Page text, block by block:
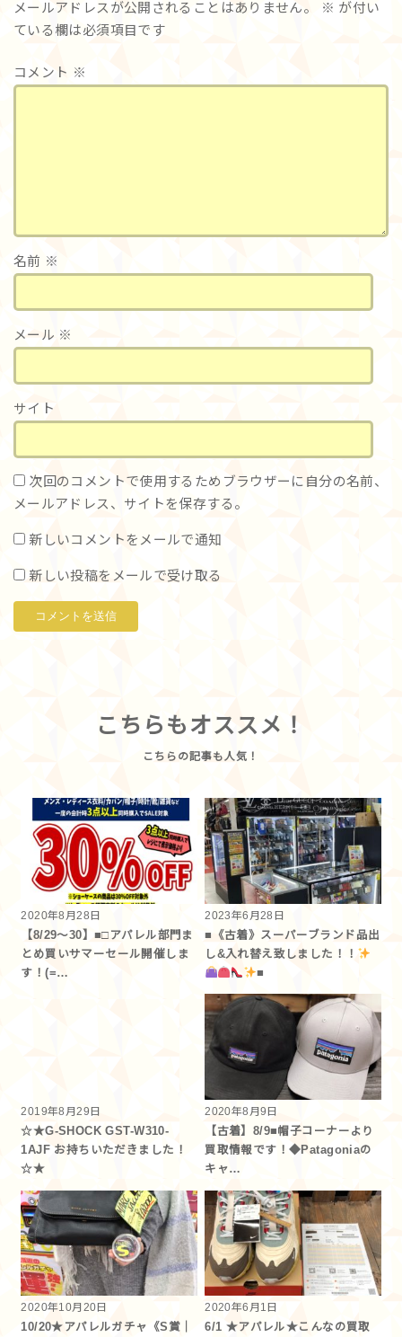
メールアドレスが公開されることはありません。 ※ が付い
ている欄は必須項目です
コメント ※
名前 ※
メール ※
サイト
次回のコメントで使用するためブラウザーに自分の名前、
メールアドレス、サイトを保存する。
新しいコメントをメールで通知
新しい投稿をメールで受け取る
こちらもオススメ！
2020年8月28日
【8/29～30】■□アパレル部門ま
とめ買いサマーセール開催しま
す！(=…
2023年6月28日
■《古着》スーパーブランド品出
し&入れ替え致しました！！
■
2019年8月29日
☆★G-SHOCK GST-W310-
1AJF お持ちいただきました！
☆★
2020年8月9日
【古着】8/9■帽子コーナーより
買取情報です！◆Patagoniaの
キャ…
2020年10月20日
10/20★アパレルガチャ《S賞｜
2020年6月1日
6/1 ★アパレル★こんなの買取